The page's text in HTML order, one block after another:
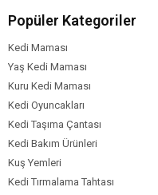
Mineral ve vitaminler.
Protein en az %7,
Yağ en az %5,
Lif %0,45,
Nem %80,
Kül %2
Besin Takviyeleri
Popüler Kategoriler
Kedi Maması
Yaş Kedi Maması
Kuru Kedi Maması
Kedi Oyuncakları
Kedi Taşıma Çantası
Kedi Bakım Ürünleri
Kuş Yemleri
Kedi Tırmalama Tahtası